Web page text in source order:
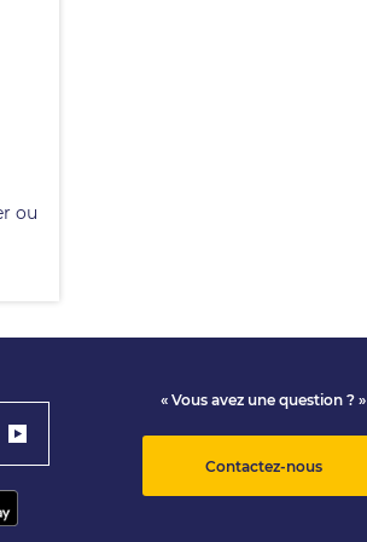
ou
« Vous avez une question ? »
Contactez-nous